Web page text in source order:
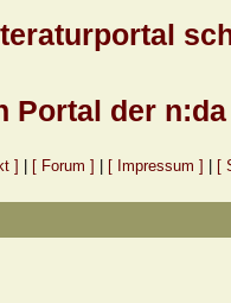
Portal der
] [ Forum ] [ Impressum ] [